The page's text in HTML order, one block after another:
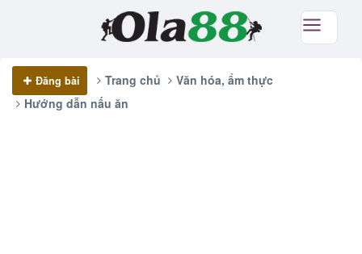
Đăng bài Trang chủ
Văn hóa, ẩm thực
Hướng dẫn nấu ăn